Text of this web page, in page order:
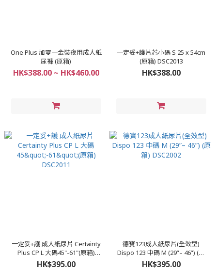
One Plus 加零一金裝夜用成人紙
尿褲 (原箱)
HK$388.00 ~ HK$460.00
一定妥+護片芯小碼 S 25 x 54cm
(原箱) DSC2013
HK$388.00
一定妥+護 成人紙尿片 Certainty
Plus CP L 大碼45"-61"(原箱)
DSC2011
HK$395.00
德寶123成人紙尿片(全效型)
Dispo 123 中碼 M (29”– 46”) (原
箱) DSC2002
HK$395.00